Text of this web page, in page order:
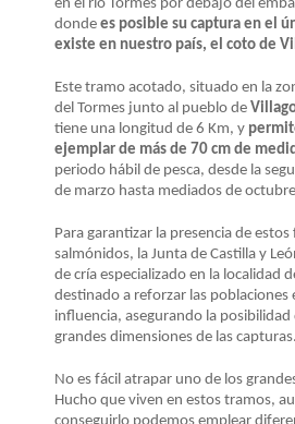
en el río Tormes por debajo del
donde es posible su captura en el
existe en nuestro país, el coto de
Este tramo acotado, situado en la
del Tormes junto al pueblo de
tiene una longitud de 6 Km, y
ejemplar de más de 70 cm de
periodo hábil de pesca, desde la
de marzo hasta mediados de
Para garantizar la presencia de
salmónidos, la Junta de Castilla y
de cría especializado en la localidad
destinado a reforzar las poblaciones
influencia, asegurando la posibilidad
grandes dimensiones de las capturas.
No es fácil atrapar uno de los
Hucho que viven en estos tramos,